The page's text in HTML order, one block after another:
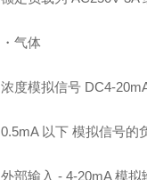
・气体
浓度模拟信号 DC4-
0.5mA 以下 模拟信号的
外部输入 - 4-20mA 模拟